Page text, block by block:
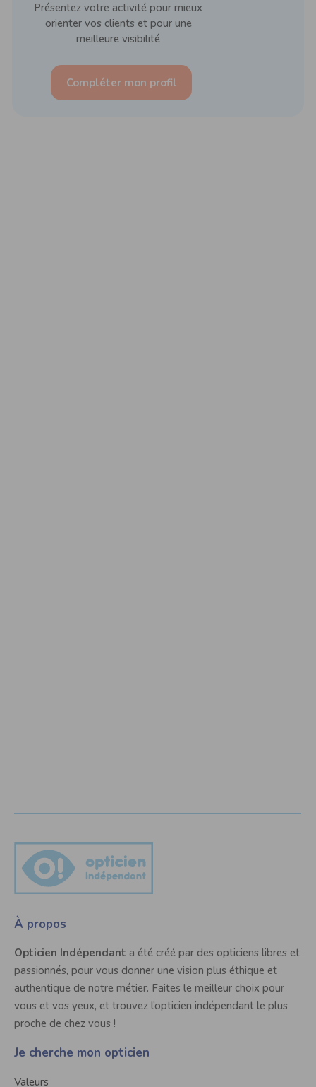
Présentez votre activité pour mieux
orienter vos clients et pour une
meilleure visibilité
Compléter mon profil
À propos
Opticien Indépendant a été créé par des opticiens libres et
passionnés, pour vous donner une vision plus éthique et
authentique de notre métier. Faites le meilleur choix pour
vous et vos yeux, et trouvez l’opticien indépendant le plus
proche de chez vous !
Je cherche mon opticien
Valeurs